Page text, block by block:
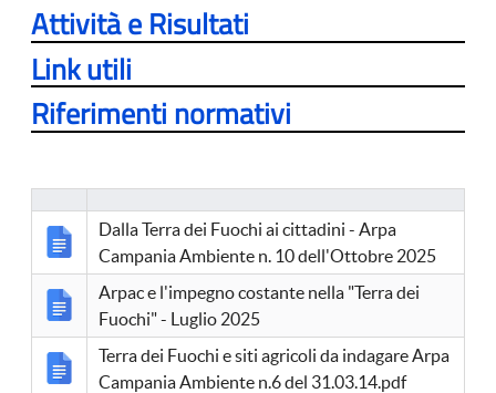
Attività e Risultati
Link utili
Riferimenti normativi
Dalla Terra dei Fuochi ai cittadini - Arpa
Campania Ambiente n. 10 dell'Ottobre 2025
Arpac e l'impegno costante nella "Terra dei
Fuochi" - Luglio 2025
Terra dei Fuochi e siti agricoli da indagare Arpa
Campania Ambiente n.6 del 31.03.14.pdf